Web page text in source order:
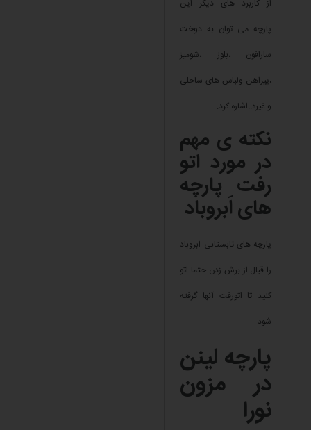
از کاربرد های دیگر این
پارچه می توان به دوخت
سارافون ،بلوز ،شومیز
،پیراهن ولباس های ساحلی
و غیره..اشاره کرد.
نکته ی مهم
در مورد اتو
رفت پارچه
های اَبروباد
پارچه های تابستانی ابروباد
را قبال از برش زدن حتما اتو
کنید تا اتورفت آنها گرفته
شود.
پارچه لینن
در مزون
نورا